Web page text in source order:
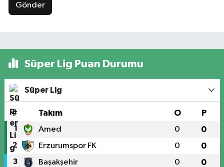
Gönder
Süper Lig Puan Durumu
Süper Lig
# Takım O P
1 Amed 0 0
2 Erzurumspor FK 0 0
3 Başakşehir 0 0